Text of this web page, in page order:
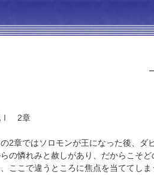
Ⅰ 2章
章ではソロモンが王になった後、ダビ
の憐れみと赦しがあり、だからこそ
、ここで違うところに焦点を当ててし